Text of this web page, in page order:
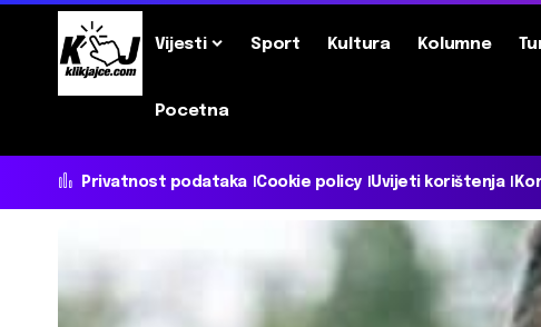
Vijesti Sport Kultura Kolumne
Pocetna
Privatnost podataka Cookie policy Uvijeti korištenja